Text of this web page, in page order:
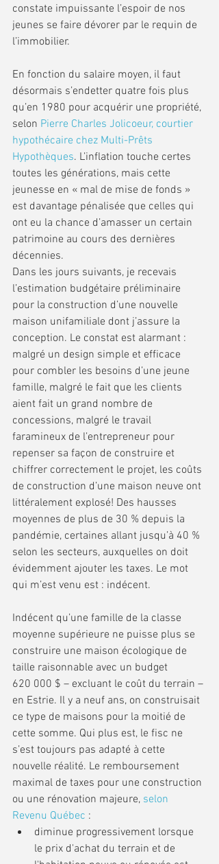
constate impuissante l’espoir de nos
jeunes se faire dévorer par le requin de
l’immobilier.
En fonction du salaire moyen, il faut
désormais s’endetter quatre fois plus
qu’en 1980 pour acquérir une propriété,
selon Pierre Charles Jolicoeur, courtier
hypothécaire chez Multi-Prêts
Hypothèques. L’inflation touche certes
toutes les générations, mais cette
jeunesse en « mal de mise de fonds »
est davantage pénalisée que celles qui
ont eu la chance d’amasser un certain
patrimoine au cours des dernières
décennies.
Dans les jours suivants, je recevais
l’estimation budgétaire préliminaire
pour la construction d’une nouvelle
maison unifamiliale dont j’assure la
conception. Le constat est alarmant :
malgré un design simple et efficace
pour combler les besoins d’une jeune
famille, malgré le fait que les clients
aient fait un grand nombre de
concessions, malgré le travail
faramineux de l’entrepreneur pour
repenser sa façon de construire et
chiffrer correctement le projet, les coûts
de construction d’une maison neuve ont
littéralement explosé! Des hausses
moyennes de plus de 30 % depuis la
pandémie, certaines allant jusqu’à 40 %
selon les secteurs, auxquelles on doit
évidemment ajouter les taxes. Le mot
qui m’est venu est : indécent.
Indécent qu’une famille de la classe
moyenne supérieure ne puisse plus se
construire une maison écologique de
taille raisonnable avec un budget
620 000 $ – excluant le coût du terrain –
en Estrie. Il y a neuf ans, on construisait
ce type de maisons pour la moitié de
cette somme. Qui plus est, le fisc ne
s’est toujours pas adapté à cette
nouvelle réalité. Le remboursement
maximal de taxes pour une construction
ou une rénovation majeure, selon
Revenu Québec :
diminue progressivement lorsque
le prix d'achat du terrain et de